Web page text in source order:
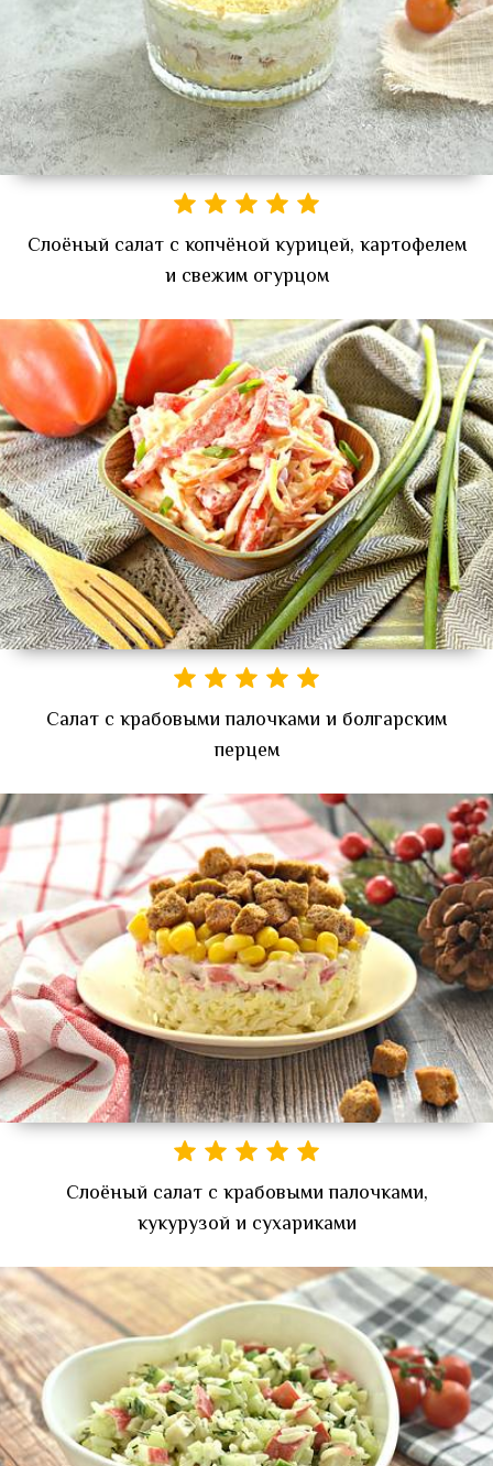
Слоёный салат с копчёной курицей, картофелем
и свежим огурцом
Салат с крабовыми палочками и болгарским
перцем
Слоёный салат с крабовыми палочками,
кукурузой и сухариками